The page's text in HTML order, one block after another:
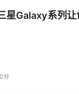
星Galaxy系列让
分